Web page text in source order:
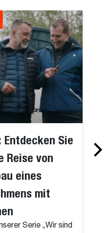
Sie
Reise von
eines
mit
Serie „Wir sind